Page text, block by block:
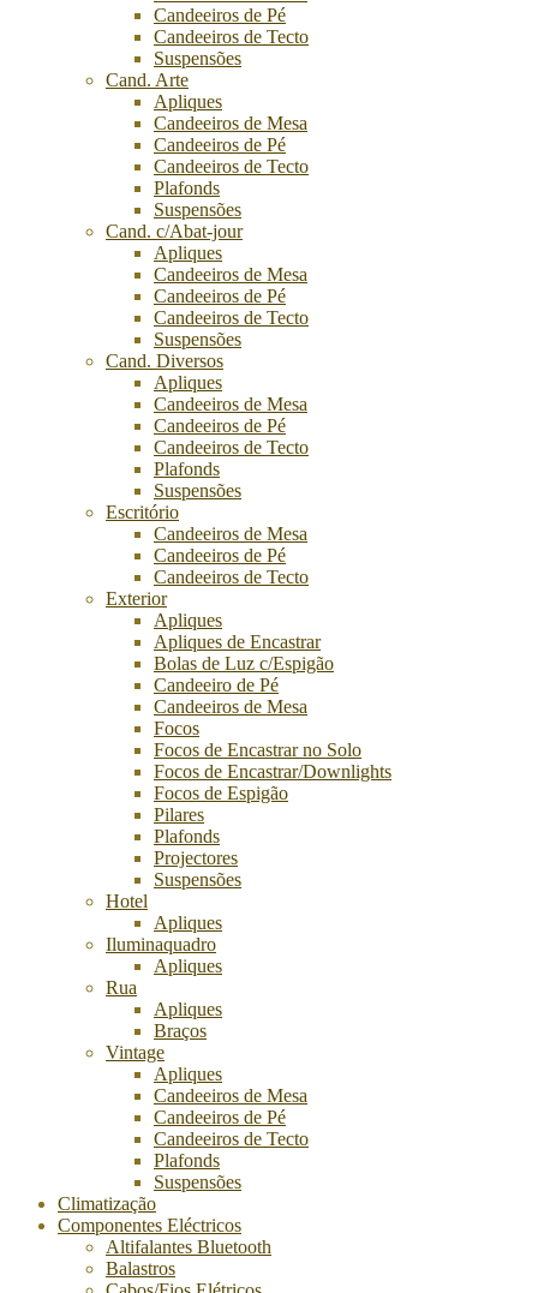
Candeeiros de Pé
Candeeiros de Tecto
Suspensões
Cand. Arte
Apliques
Candeeiros de Mesa
Candeeiros de Pé
Candeeiros de Tecto
Plafonds
Suspensões
Cand. c/Abat-jour
Apliques
Candeeiros de Mesa
Candeeiros de Pé
Candeeiros de Tecto
Suspensões
Cand. Diversos
Apliques
Candeeiros de Mesa
Candeeiros de Pé
Candeeiros de Tecto
Plafonds
Suspensões
Escritório
Candeeiros de Mesa
Candeeiros de Pé
Candeeiros de Tecto
Exterior
Apliques
Apliques de Encastrar
Bolas de Luz c/Espigão
Candeeiro de Pé
Candeeiros de Mesa
Focos
Focos de Encastrar no Solo
Focos de Encastrar/Downlights
Focos de Espigão
Pilares
Plafonds
Projectores
Suspensões
Hotel
Apliques
Iluminaquadro
Apliques
Rua
Apliques
Braços
Vintage
Apliques
Candeeiros de Mesa
Candeeiros de Pé
Candeeiros de Tecto
Plafonds
Suspensões
Climatização
Componentes Eléctricos
Altifalantes Bluetooth
Balastros